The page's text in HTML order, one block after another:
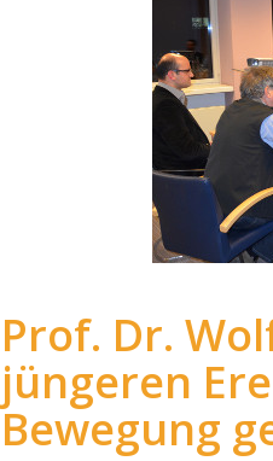
Prof. Dr.
jüngeren
Bewegung